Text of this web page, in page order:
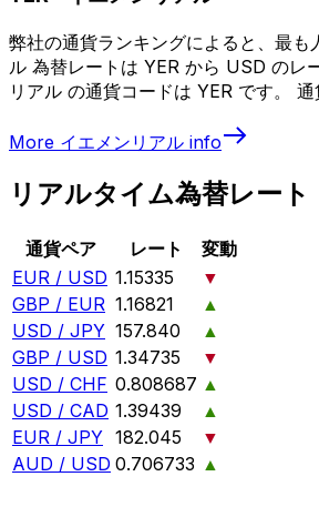
弊社の通貨ランキングによると、最も
ル 為替レートは YER から USD のレ
More イエメンリアル info
リアルタイム為替レート
通貨ペア レート
変動
EUR / USD 1.15335
▼
GBP / EUR 1.16821
▲
USD / JPY 157.840
▲
GBP / USD 1.34735
▼
USD / CHF 0.808687 ▲
USD / CAD 1.39439
▲
EUR / JPY 182.045
▼
AUD / USD 0.706733 ▲